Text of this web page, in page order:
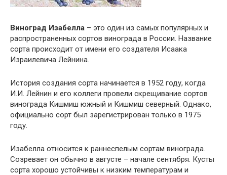
Виноград Изабелла – это один из самых популярных и
распространенных сортов винограда в России. Название
сорта происходит от имени его создателя Исаака
Израилевича Лейнина.
История создания сорта начинается в 1952 году, когда
И.И. Лейнин и его коллеги провели скрещивание сортов
винограда Кишмиш южный и Кишмиш северный. Однако,
официально сорт был зарегистрирован только в 1975
году.
Изабелла относится к раннеспелым сортам винограда.
Созревает он обычно в августе – начале сентября. Кусты
сорта хорошо устойчивы к низким температурам и